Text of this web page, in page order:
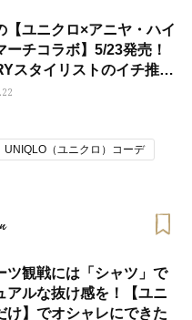
【ユニクロ×アニヤ・ハイ
ーチコラボ】5/23発売！
スタイリストのイチ推し
UNIQLO（ユニクロ）コーデ
ツ観戦には「シャツ」で
アルな抜け感を！【ユニ
け】でオシャレにできた